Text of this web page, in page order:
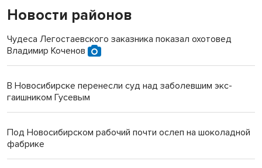
Новости районов
Чудеса Легостаевского заказника показал охотовед
Владимир Коченов
В Новосибирске перенесли суд над заболевшим экс-
гаишником Гусевым
Под Новосибирском рабочий почти ослеп на шоколадной
фабрике